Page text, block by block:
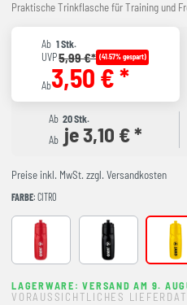
Praktische Trinkflasche für Training und
Ab 1 Stk.
UVP5,99 €* (41.57% gespart)
Ab3,50 € *
Ab 20 Stk.
Ab je 3,10 € *
Preise inkl. MwSt. zzgl. Versandkosten
FARBE: CITRO
rot schwarz citro
LAGERWARE: VERSAND AM 9.
VORAUSSICHTLICHES